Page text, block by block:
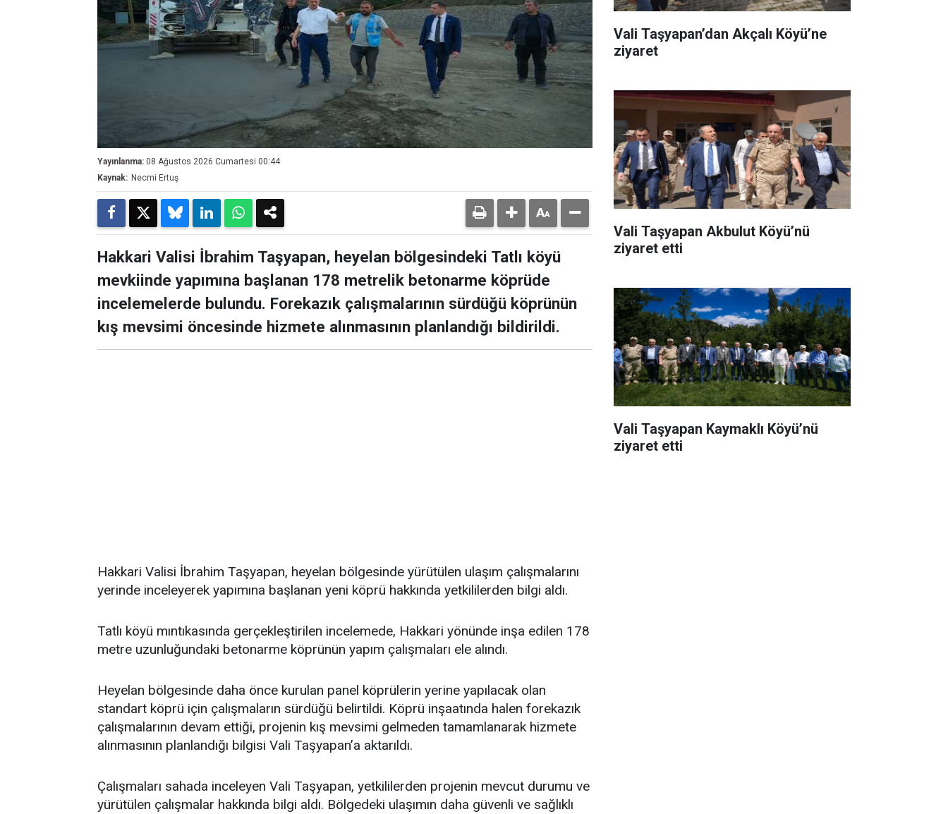
Yayınlanma: 08 Ağustos 2026 Cumartesi 00:44
Kaynak: Necmi Ertuş
Hakkari Valisi İbrahim Taşyapan, heyelan bölgesindeki Tatlı köyü
mevkiinde yapımına başlanan 178 metrelik betonarme köprüde
incelemelerde bulundu. Forekazık çalışmalarının sürdüğü köprünün
kış mevsimi öncesinde hizmete alınmasının planlandığı bildirildi.
Hakkari Valisi İbrahim Taşyapan, heyelan bölgesinde yürütülen ulaşım çalışmalarını
yerinde inceleyerek yapımına başlanan yeni köprü hakkında yetkililerden bilgi aldı.
Tatlı köyü mıntıkasında gerçekleştirilen incelemede, Hakkari yönünde inşa edilen 178
metre uzunluğundaki betonarme köprünün yapım çalışmaları ele alındı.
Heyelan bölgesinde daha önce kurulan panel köprülerin yerine yapılacak olan
standart köprü için çalışmaların sürdüğü belirtildi. Köprü inşaatında halen forekazık
çalışmalarının devam ettiği, projenin kış mevsimi gelmeden tamamlanarak hizmete
alınmasının planlandığı bilgisi Vali Taşyapan’a aktarıldı.
Çalışmaları sahada inceleyen Vali Taşyapan, yetkililerden projenin mevcut durumu ve
yürütülen çalışmalar hakkında bilgi aldı. Bölgedeki ulaşımın daha güvenli ve sağlıklı
Vali Taşyapan’dan Akçalı Köyü’ne
ziyaret
Vali Taşyapan Akbulut Köyü’nü
ziyaret etti
Vali Taşyapan Kaymaklı Köyü’nü
ziyaret etti